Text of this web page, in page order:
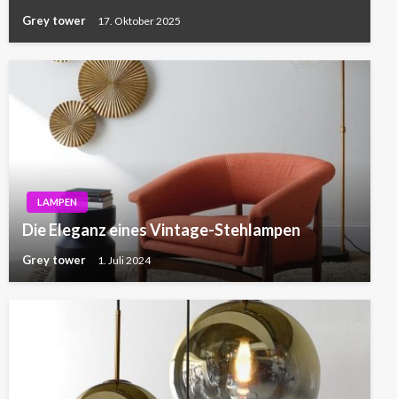
Grey tower 17. Oktober 2025
LAMPEN
Die Eleganz eines Vintage-Stehlampen
Grey tower 1. Juli 2024